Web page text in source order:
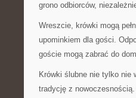
grono odbiorców,
Wreszcie, krówki mogą
upominkiem dla gości.
goście mogą zabrać do
Krówki ślubne nie tylko nie
tradycję z